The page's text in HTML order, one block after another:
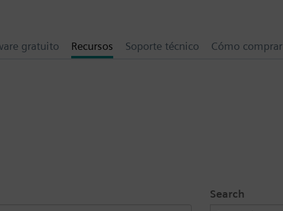
Search
gratuito Recursos Soporte técnico Cómo comprar